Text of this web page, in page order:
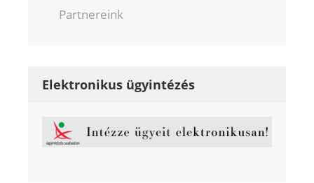
Partnereink
Elektronikus ügyintézés